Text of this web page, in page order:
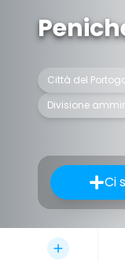
Città del
Divisione
Ci